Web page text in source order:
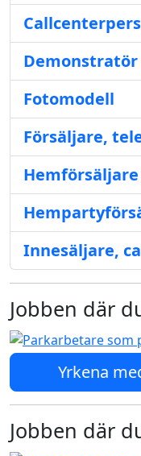
Demonstratör
Fotomodell
Försäljare,
Hemförsäljare
Innesäljare,
Jobben där
Yrkena
Jobben där